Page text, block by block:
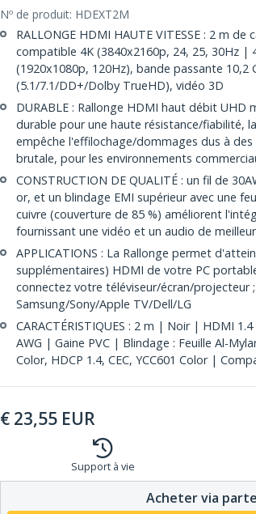
Nº de produit: HDEXT2M
RALLONGE HDMI HAUTE VITESSE : 2 m
compatible 4K (3840x2160p, 24, 25, 30Hz |
(1920x1080p, 120Hz), bande passante 10,2
(5.1/7.1/DD+/Dolby TrueHD), vidéo 3D
DURABLE : Rallonge HDMI haut débit UHD
durable pour une haute résistance/fiabilité,
empêche l'effilochage/dommages dus à
brutale, pour les environnements
CONSTRUCTION DE QUALITÉ : un fil de
or, et un blindage EMI supérieur avec une
cuivre (couverture de 85 %) améliorent
fournissant une vidéo et un audio de
APPLICATIONS : La Rallonge permet
supplémentaires) HDMI de votre PC
connectez votre téléviseur/écran/projecteur
Samsung/Sony/Apple TV/Dell/LG
CARACTÉRISTIQUES : 2 m | Noir | HDMI
AWG | Gaine PVC | Blindage : Feuille Al-
Color, HDCP 1.4, CEC, YCC601 Color |
€ 23,55 EUR
Support à vie
Acheter via